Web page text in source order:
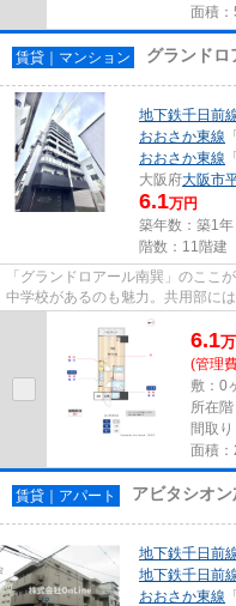
面積
賃貸｜マンション グランドロ
地下鉄千日前
おおさか東線
おおさか東線
大阪府大阪市
6.1万円
築年数：築1年
階数：11階建
「グランドロアール南巽」のここ
中学校があるのも魅力。共用部に
備やサービスが揃っているの...
6.1万
(管理
敷：0
所在
間取
面積
賃貸｜アパート アビタシオ
地下鉄千日前
地下鉄千日前
おおさか東線